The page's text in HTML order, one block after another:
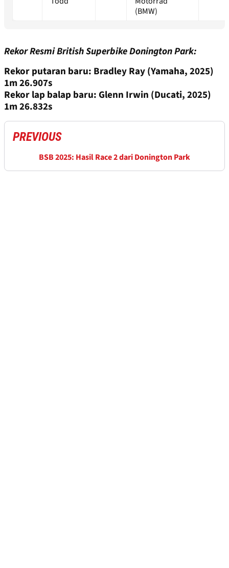
(BMW)
Rekor Resmi British Superbike Donington Park:
Rekor putaran baru: Bradley Ray (Yamaha, 2025)
1m 26.907s
Rekor lap balap baru: Glenn Irwin (Ducati, 2025)
1m 26.832s
PREVIOUS
BSB 2025: Hasil Race 2 dari Donington Park